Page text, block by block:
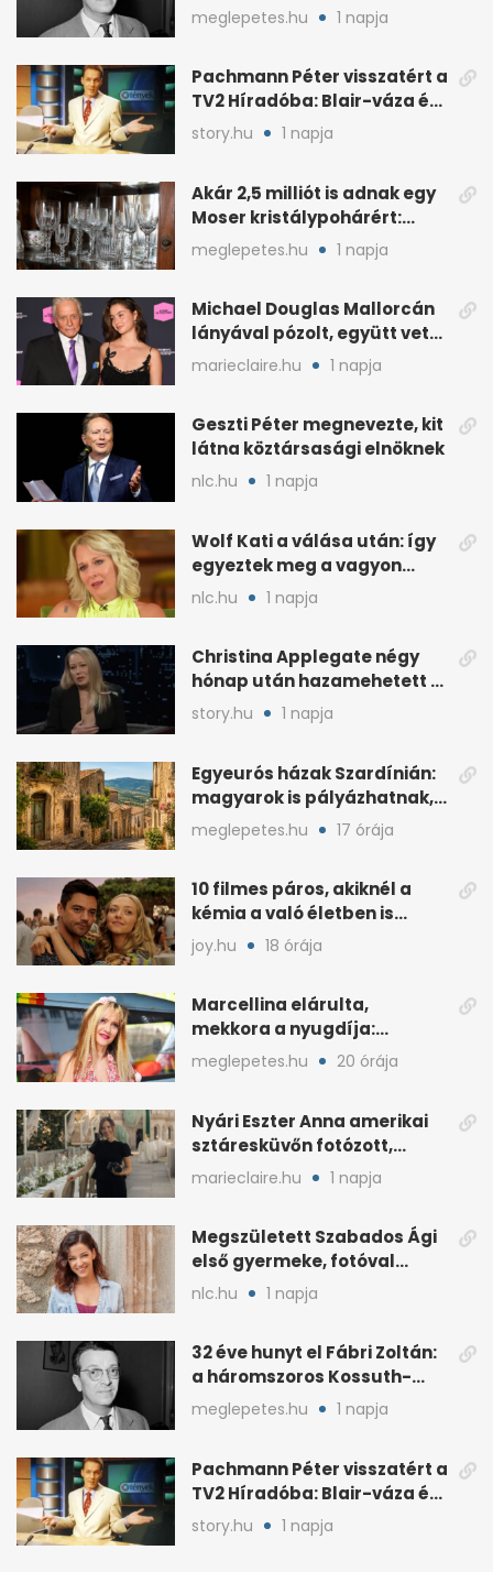
díjas rendező
meglepetes.hu 1 napja
Pachmann Péter visszatért a
TV2 Híradóba: Blair-váza és
császári kézfogás
story.hu 1 napja
Akár 2,5 milliót is adnak egy
Moser kristálypohárért:
otthon is lapulhat
meglepetes.hu 1 napja
Michael Douglas Mallorcán
lányával pózolt, együtt vette
át az elismerést
marieclaire.hu 1 napja
Geszti Péter megnevezte, kit
látna köztársasági elnöknek
nlc.hu 1 napja
Wolf Kati a válása után: így
egyeztek meg a vagyon
megosztásáról
nlc.hu 1 napja
Christina Applegate négy
hónap után hazamehetett a
kórházból, de hallgatnak az
okokról
story.hu 1 napja
Egyeurós házak Szardínián:
magyarok is pályázhatnak,
de vannak feltételek
meglepetes.hu 17 órája
10 filmes páros, akiknél a
kémia a való életben is
féltékenységet szült
joy.hu 18 órája
Marcellina elárulta,
mekkora a nyugdíja:
„Ötvenezer forint”
meglepetes.hu 20 órája
Nyári Eszter Anna amerikai
sztáresküvőn fotózott,
kisbabája után pár
marieclaire.hu 1 napja
Megszületett Szabados Ági
első gyermeke, fotóval
jelentette be
nlc.hu 1 napja
32 éve hunyt el Fábri Zoltán:
a háromszoros Kossuth-
díjas rendező
meglepetes.hu 1 napja
Pachmann Péter visszatért a
TV2 Híradóba: Blair-váza és
császári kézfogás
story.hu 1 napja